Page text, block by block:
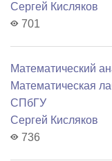
Сергей Кисляков
701
Математический
Математичеcкая
СПбГУ
Сергей Кисляков
736